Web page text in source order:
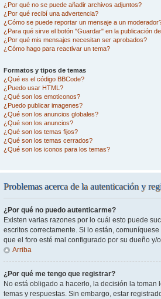
¿Por qué no se puede añadir archivos adjuntos?
¿Por qué recibí una advertencia?
¿Cómo se puede reportar un mensaje a un
¿Para qué sirve el botón "Guardar" en la publicación
¿Por qué mis mensajes necesitan ser aprobados?
¿Cómo hago para reactivar un tema?
Formatos y tipos de temas
¿Qué es el código BBCode?
¿Puedo usar HTML?
¿Qué son los emoticonos?
¿Puedo publicar imagenes?
¿Qué son los anuncios globales?
¿Qué son los anuncios?
¿Qué son los temas fijos?
¿Qué son los temas cerrados?
¿Qué son los iconos para los temas?
Problemas acerca de la autenticación y
¿Por qué no puedo autenticarme?
Existen varias razones por lo cuál esto puede
escritos correctamente. Si lo están,
que el foro esté mal configurado por su dueño
Arriba
¿Por qué me tengo que registrar?
No está obligado a hacerlo, la decisión la
temas y respuestas. Sin embargo, estar